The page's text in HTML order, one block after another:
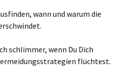
wann und warum die
schlimmer, wenn Du Dich
flüchtest.